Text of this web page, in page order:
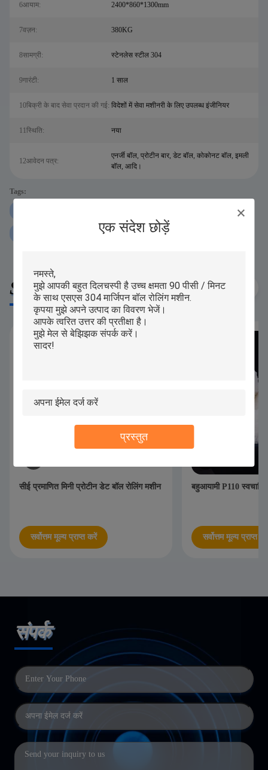
एक संदेश छोड़ें
प्रस्तुत
6आयाम: 2400*860*1300mm
7वज़न: 380KG
8सामग्री: स्टेनलेस स्टील 304
9गारंटी: 1 साल
10बिक्री के बाद सेवा प्रदान की गई: विदेशों में सेवा मशीनरी के लिए उपलब्ध इंजीनियर
11स्थि‍ति: नया
12आवेदन पत्र:
एनर्जी बॉल, प्रोटीन बार, डेट बॉल, कोकोनट बॉल, इमली
बॉल, आदि।
Tags:
Similar Products
सीई प्रमाणित मिनी प्रोटीन डेट बॉल रोलिंग मशीन
सर्वोत्तम मूल्य प्राप्त करें
बहुआयामी P110
सर्वोत्तम मूल्य प्राप्त
संपर्क